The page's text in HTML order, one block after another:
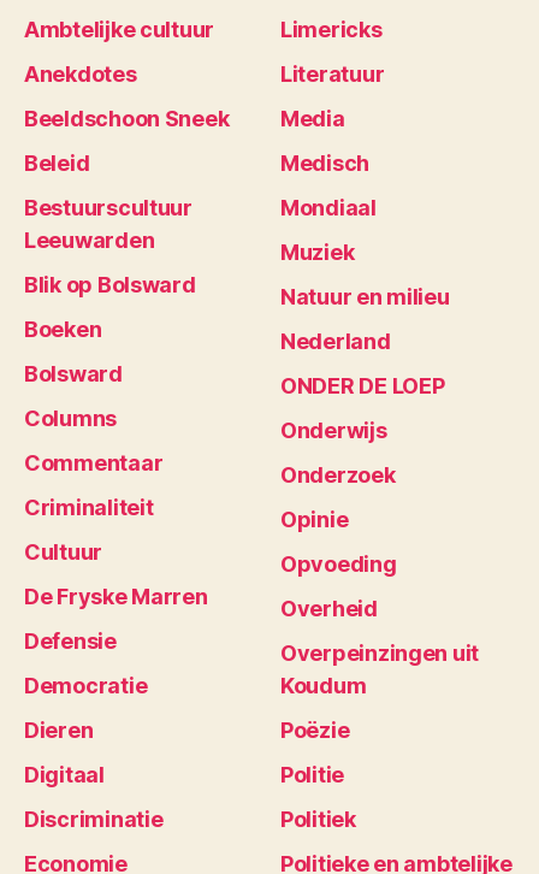
Ambtelijke cultuur
Anekdotes
Beeldschoon Sneek
Beleid
Bestuurscultuur
Leeuwarden
Blik op Bolsward
Boeken
Bolsward
Columns
Commentaar
Criminaliteit
Cultuur
De Fryske Marren
Defensie
Democratie
Dieren
Digitaal
Discriminatie
Economie
Limericks
Literatuur
Media
Medisch
Mondiaal
Muziek
Natuur en milieu
Nederland
ONDER DE LOEP
Onderwijs
Onderzoek
Opinie
Opvoeding
Overheid
Overpeinzingen uit
Koudum
Poëzie
Politie
Politiek
Politieke en ambtelijke